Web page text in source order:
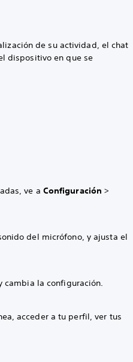
de su actividad, el chat
dispositivo en que se
ve a Configuración >
del micrófono, y ajusta el
cambia la configuración.
acceder a tu perfil, ver tus